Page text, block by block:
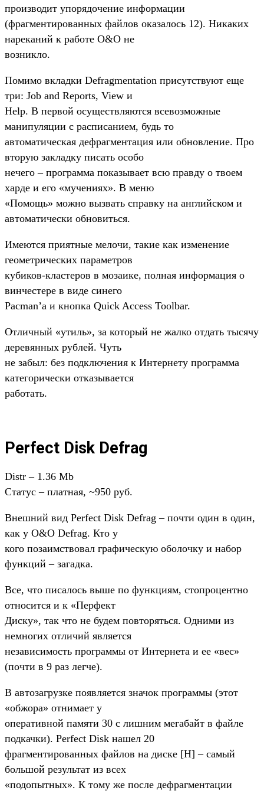
производит упорядочение информации
(фрагментированных файлов оказалось 12). Никаких
нареканий к работе O&O не
возникло.
Помимо вкладки Defragmentation присутствуют еще
три: Job and Reports, View и
Help. В первой осуществляются всевозможные
манипуляции с расписанием, будь то
автоматическая дефрагментация или обновление. Про
вторую закладку писать особо
нечего – программа показывает всю правду о твоем
харде и его «мучениях». В меню
«Помощь» можно вызвать справку на английском и
автоматически обновиться.
Имеются приятные мелочи, такие как изменение
геометрических параметров
кубиков-кластеров в мозаике, полная информация о
винчестере в виде синего
Pacman’а и кнопка Quick Access Toolbar.
Отличный «утиль», за который не жалко отдать тысячу
деревянных рублей. Чуть
не забыл: без подключения к Интернету программа
категорически отказывается
работать.
Perfect Disk Defrag
Distr – 1.36 Mb
Статус – платная, ~950 руб.
Внешний вид Perfect Disk Defrag – почти один в один,
как у O&O Defrag. Кто у
кого позаимствовал графическую оболочку и набор
функций – загадка.
Все, что писалось выше по функциям, стопроцентно
относится и к «Перфект
Диску», так что не будем повторяться. Одними из
немногих отличий является
независимость программы от Интернета и ее «вес»
(почти в 9 раз легче).
В автозагрузке появляется значок программы (этот
«обжора» отнимает у
оперативной памяти 30 с лишним мегабайт в файле
подкачки). Perfect Disk нашел 20
фрагментированных файлов на диске [H] – самый
большой результат из всех
«подопытных». К тому же после дефрагментации